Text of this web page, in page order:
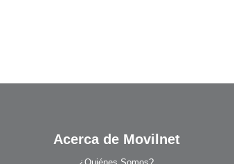
Acerca de Movilnet